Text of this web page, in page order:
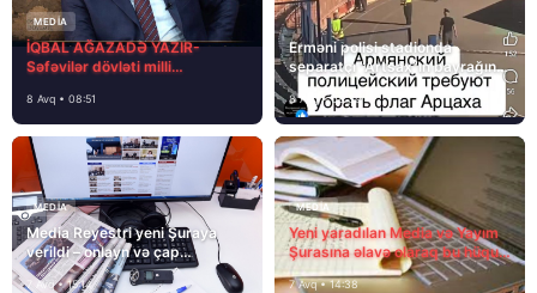
MEDİA
İQBAL AĞAZADƏ YAZIR-
Səfəvilər dövləti milli
8 Avq • 08:51
Erməni polisi stadionda
separatçı “Artsax”ın bayrağını
müsadirə etdi və…
8 Avq • 08:39
MEDİA
Media Reyestri yeni Şuraya
verildi – onlayn və çap
mediasını nə gözləyir?
7 Avq • 15:14
MEDİA
Yeni yaradılan Media və Yayım
Şurasına əlavə olaraq bu hüquq
və vəzifələr də verilib
7 Avq • 14:38